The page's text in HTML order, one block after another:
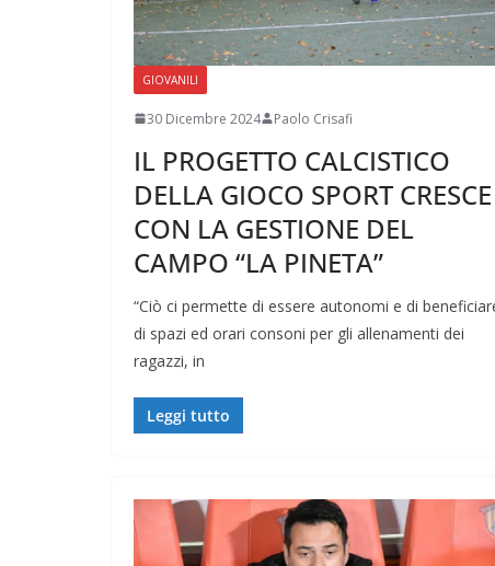
GIOVANILI
30 Dicembre 2024 Paolo Crisafi
IL PROGETTO CALCISTICO
DELLA GIOCO SPORT CRESCE
CON LA GESTIONE DEL
CAMPO “LA PINETA”
“Ciò ci permette di essere autonomi e di
di spazi ed orari consoni per gli allenamenti dei
ragazzi, in
Leggi tutto